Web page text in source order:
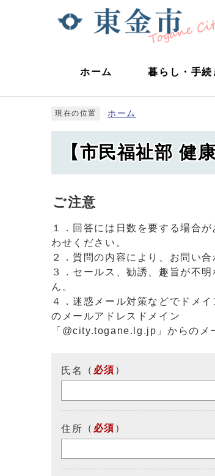
ホーム 暮らし ・ 手続
現在の位置 ホーム
【市民福祉部 健
ご注意
１．回答には日数を要する場合
わせください。
２．質問の内容により、お問い
３．セールス、勧誘、趣旨が不
ん。
４．迷惑メール対策などでドメ
のメールアドレスドメイン
「@city.togane.lg.jp」からのメ
氏名 （ 必須 ）
住所 （ 必須 ）